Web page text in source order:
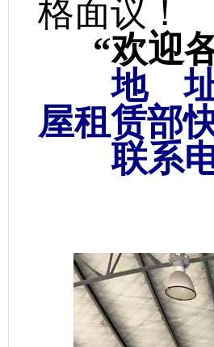
格面议！
“欢迎
地 址
屋租赁部
联系电